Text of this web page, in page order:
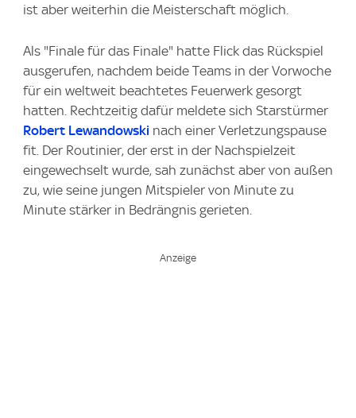
ist aber weiterhin die Meisterschaft möglich.
Als "Finale für das Finale" hatte Flick das Rückspiel
ausgerufen, nachdem beide Teams in der Vorwoche
für ein weltweit beachtetes Feuerwerk gesorgt
hatten. Rechtzeitig dafür meldete sich Starstürmer
Robert Lewandowski nach einer Verletzungspause
fit. Der Routinier, der erst in der Nachspielzeit
eingewechselt wurde, sah zunächst aber von außen
zu, wie seine jungen Mitspieler von Minute zu
Minute stärker in Bedrängnis gerieten.